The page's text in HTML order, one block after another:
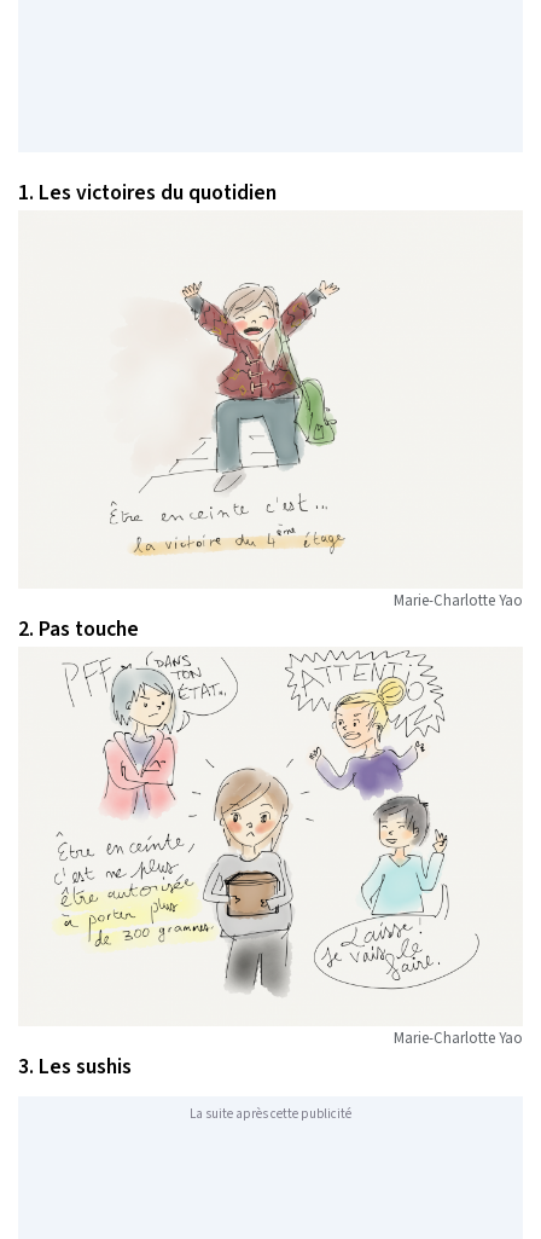
1. Les victoires du quotidien
Marie-Charlotte Yao
2. Pas touche
Marie-Charlotte Yao
3. Les sushis
La suite après cette publicité